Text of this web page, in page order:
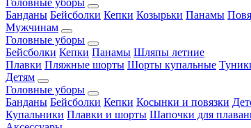
Головные уборы
Банданы Бейсболки Кепки Козырьки Панамы
Мужчинам
Головные уборы
Бейсболки Кепки Панамы Шляпы летние
Плавки Пляжные шорты Шорты купальные
Детям
Головные уборы
Банданы Бейсболки Кепки Косынки и повязки
Купальники Плавки и шорты Шапочки для